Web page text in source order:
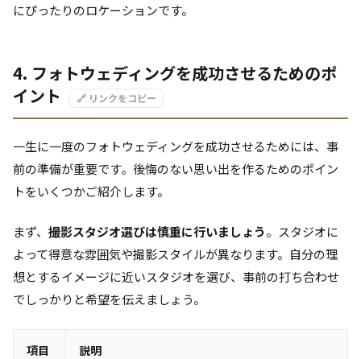
にぴったりのロケーションです。
4. フォトウェディングを成功させるためのポ
イント
🔗 リンクをコピー
一生に一度のフォトウェディングを成功させるためには、事
前の準備が重要です。後悔のない思い出を作るためのポイン
トをいくつかご紹介します。
まず、 撮影スタジオ選びは慎重に行いましょう。スタジオに
よって得意な雰囲気や撮影スタイルが異なります。自分の理
想とするイメージに近いスタジオを選び、事前の打ち合わせ
でしっかりと希望を伝えましょう。
項目 説明